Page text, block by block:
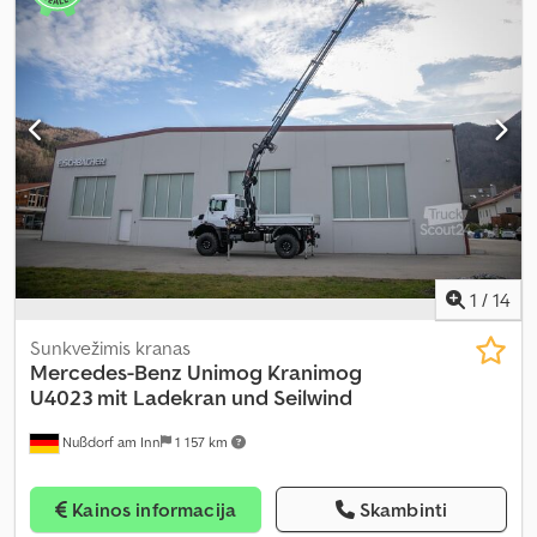
1 / 14
Nußdorf am Inn 1 157 km
Sunkvežimis kranas
Mercedes-Benz Unimog Kranimog
U4023 mit Ladekran und Seilwind
Kainos informacija Skambinti